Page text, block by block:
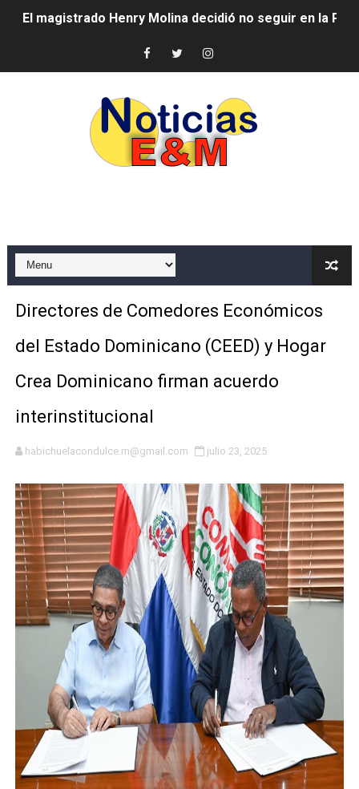
Graduación XII Promoción Servicio Militar Voluntario
Fellito Suberví asegura en Carolina Mejía RD tiene la
Hipótesis policial sobre atentado a balazos en la
Roberto Ángel Salcedo anuncia festival cultural para
Roberto Ángel Salcedo anuncia festival cultural para
Restaurante Amigos es reconocido por sus cuatro
Banco Popular escala 17 posiciones en los mil
SNS y el SRSO actualizan Manual de Comunicación
Osiris de León responde a Roberto Tineo y a Yeisy
DGPCF: 55 años sembrando desarrollo y
Operativo interagencial frena delitos ambientales y
-Propeep y Gestión Presidencial encabezan entrega
Ministerio de Defensa siembra esperanza y protege
Directores de Comedores Económicos
del Estado Dominicano (CEED) y Hogar
Crea Dominicano firman acuerdo
interinstitucional
habichuelacondulce.m@gmail.com julio 23, 2025